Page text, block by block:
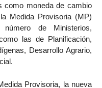
como moneda de cambio
Medida Provisoria (MP)
de Ministerios,
las de Planificación,
Desarrollo Agrario,
Provisoria, la nueva